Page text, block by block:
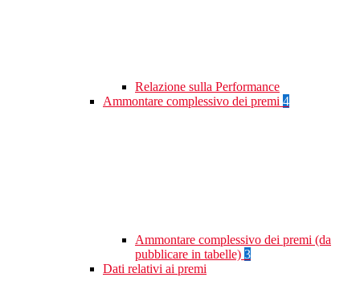
Relazione sulla Performance
Ammontare complessivo dei premi 4
Ammontare complessivo dei premi (da
pubblicare in tabelle) 3
Dati relativi ai premi